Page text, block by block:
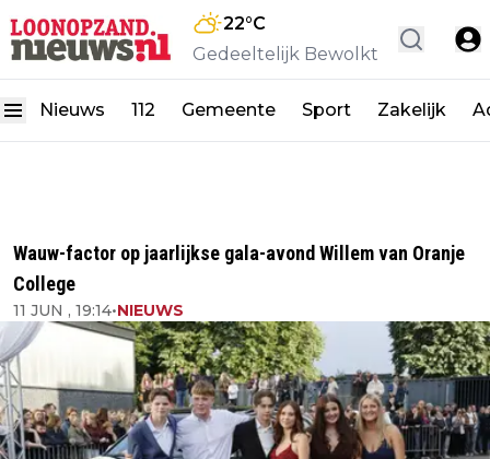
22°C
Gedeeltelijk Bewolkt
Nieuws 112 Gemeente Sport Zakelijk
Wauw-factor op jaarlijkse gala-avond Willem van Oranje
College
11 JUN , 19:14•NIEUWS